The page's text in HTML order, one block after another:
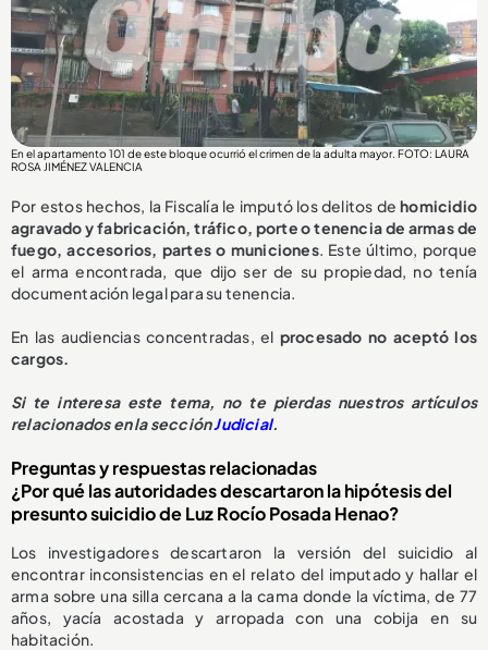
En el apartamento 101 de este bloque ocurrió el crimen de la adulta mayor. FOTO: LAURA
ROSA JIMÉNEZ VALENCIA
Por estos hechos, la Fiscalía le imputó los delitos dehomicidio
agravado y fabricación, tráfico, porte o tenencia de armas de
fuego, accesorios, partes o municiones. Este último, porque
el arma encontrada, que dijo ser de su propiedad, no tenía
documentación legal para su tenencia.
En las audiencias concentradas, el procesado no aceptó los
cargos.
Si te interesa este tema, no te pierdas nuestros artículos
relacionados en la secciónJudicial.
Preguntas y respuestas relacionadas
¿Por qué las autoridades descartaron la hipótesis del
presunto suicidio de Luz Rocío Posada Henao?
Los investigadores descartaron la versión del suicidio al
encontrar inconsistencias en el relato del imputado y hallar el
arma sobre una silla cercana a la cama donde la víctima, de 77
años, yacía acostada y arropada con una cobija en su
habitación.